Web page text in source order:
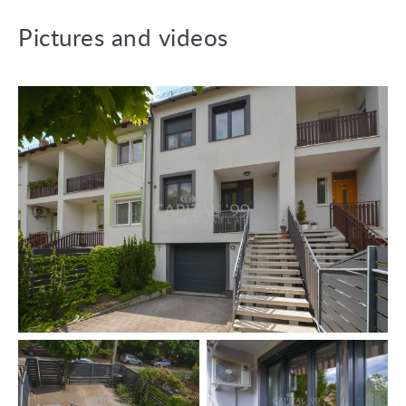
Festetics Paleis -de derde grootste paleis van het land, het
Museum van het Balatonmeer, en andere) en veel
Het heeft ontwikkelde infrastructuur: aangelegde
stranden, restaurants, winkels, medische voorzieningen,
scholen, kleuterscholen enz.
Indeling:
Souterrain: keuken + slaapkamer, badkamer + toilet.
Terras 10 m², garage 25 m².
Begane grond: keuken + eetkamer, toilet, berging,
woonkamer, balkon 5 m².
1e verdieping: slaapkamer, slaapkamer, kleedruimte,
badkamer + toilet, voorkamer, balkon 5 m².
Pictures and videos